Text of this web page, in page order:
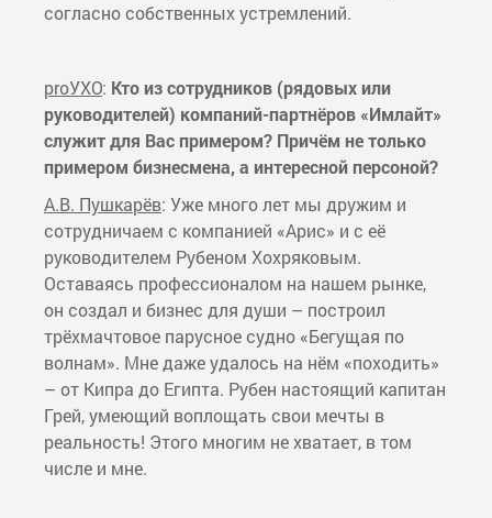
согласно собственных устремлений.
proУХО: Кто из сотрудников (рядовых или
руководителей) компаний-партнёров «Имлайт»
служит для Вас примером? Причём не только
примером бизнесмена, а интересной персоной?
А.В. Пушкарёв: Уже много лет мы дружим и
сотрудничаем с компанией «Арис» и с её
руководителем Рубеном Хохряковым.
Оставаясь профессионалом на нашем рынке,
он создал и бизнес для души – построил
трёхмачтовое парусное судно «Бегущая по
волнам». Мне даже удалось на нём «походить»
– от Кипра до Египта. Рубен настоящий капитан
Грей, умеющий воплощать свои мечты в
реальность! Этого многим не хватает, в том
числе и мне.